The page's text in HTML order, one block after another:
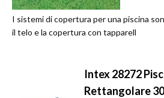
I sistemi di copertura per una piscina
il telo e la copertura con tapparell
Intex 28272
Rettangolare